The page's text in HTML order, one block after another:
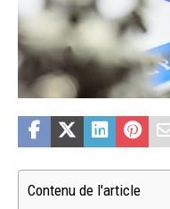
Contenu de l'article